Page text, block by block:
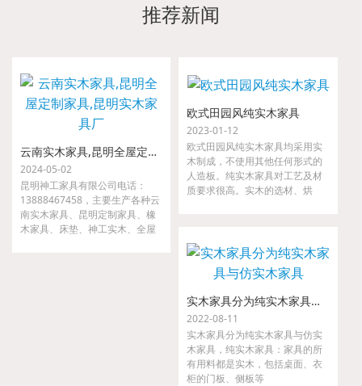
推荐新闻
云南实木家具,昆明全屋定制家具,昆明实木家具厂
2024-05-02
昆明神工家具有限公司电话：
13888467458，主要生产各种云
南实木家具、昆明定制家具、橡
木家具、床垫、神工实木、全屋
欧式田园风纯实木家具
2023-01-12
欧式田园风纯实木家具均采用实
木制成，不使用其他任何形式的
人造板。纯实木家具对工艺及材
质要求很高。实木的选材、烘
象，大则整套家具变形，以至无
法使用。
实木家具分为纯实木家具与仿实木家具
2022-08-11
实木家具分为纯实木家具与仿实
木家具，纯实木家具：家具的所
有用料都是实木，包括桌面、衣
柜的门板、侧板等